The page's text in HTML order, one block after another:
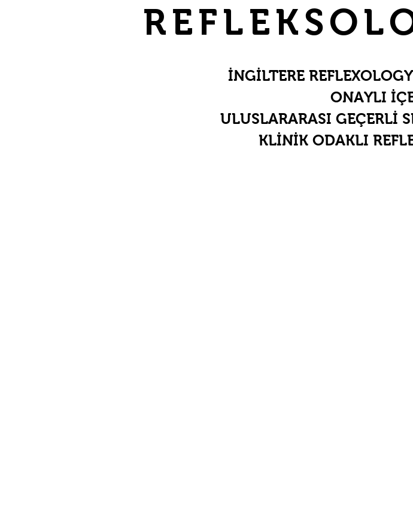
İNGİLTERE
ONAYLI
ULUSLARARASI GEÇERLİ
KLİNİK ODAKLI